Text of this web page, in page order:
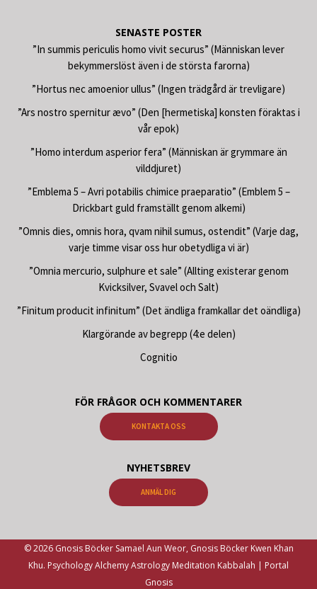
SENASTE POSTER
”In summis periculis homo vivit securus” (Människan lever
bekymmerslöst även i de största farorna)
”Hortus nec amoenior ullus” (Ingen trädgård är trevligare)
”Ars nostro spernitur ævo” (Den [hermetiska] konsten föraktas i
vår epok)
”Homo interdum asperior fera” (Människan är grymmare än
vilddjuret)
”Emblema 5 – Avri potabilis chimice praeparatio” (Emblem 5 –
Drickbart guld framställt genom alkemi)
”Omnis dies, omnis hora, qvam nihil sumus, ostendit” (Varje dag,
varje timme visar oss hur obetydliga vi är)
”Omnia mercurio, sulphure et sale” (Allting existerar genom
Kvicksilver, Svavel och Salt)
”Finitum producit infinitum” (Det ändliga framkallar det oändliga)
Klargörande av begrepp (4:e delen)
Cognitio
FÖR FRÅGOR OCH KOMMENTARER
KONTAKTA OSS
NYHETSBREV
ANMÄL DIG
© 2026 Gnosis Böcker Samael Aun Weor, Gnosis Böcker Kwen Khan
Khu. Psychology Alchemy Astrology Meditation Kabbalah | Portal
Gnosis